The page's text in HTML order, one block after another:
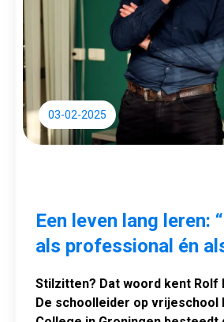
03-02-2025
Een leven lang leren:
als professional én
Stilzitten? Dat woord kent Rolf
De schoolleider op vrijeschool